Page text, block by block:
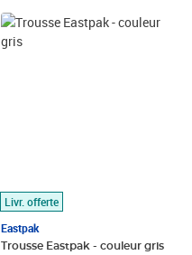
Livr. offerte
Eastpak
Trousse Eastpak - couleur gris
Prix 14,82€